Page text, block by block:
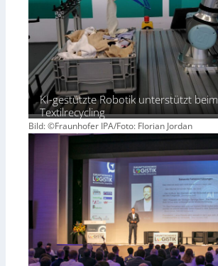
KI-gestützte Robotik unterstützt beim
Textilrecycling
Bild: ©Fraunhofer IPA/Foto: Florian Jordan